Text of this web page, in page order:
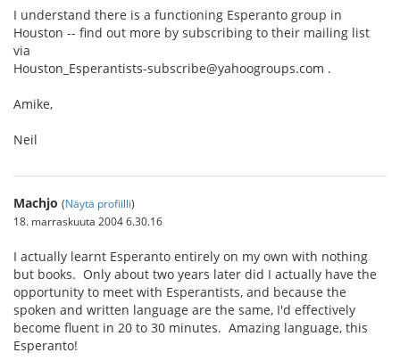
I understand there is a functioning Esperanto group in
Houston -- find out more by subscribing to their mailing list
via
Houston_Esperantists-subscribe@yahoogroups.com .
Amike,
Neil
Machjo (Näytä profiilli)
18. marraskuuta 2004 6.30.16
I actually learnt Esperanto entirely on my own with nothing
but books. Only about two years later did I actually have the
opportunity to meet with Esperantists, and because the
spoken and written language are the same, I'd effectively
become fluent in 20 to 30 minutes. Amazing language, this
Esperanto!